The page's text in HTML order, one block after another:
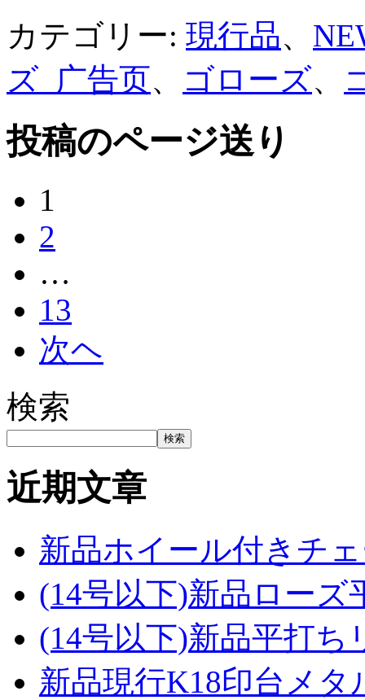
カテゴリー: 現行品、
ズ_广告页、 ゴローズ、
投稿のページ送り
1
2
…
13
次ヘ
検索
検索
近期文章
新品ホイール付きチ
(14号以下)新品ローズ
(14号以下)新品平打ち
新品現行K18印台メタ